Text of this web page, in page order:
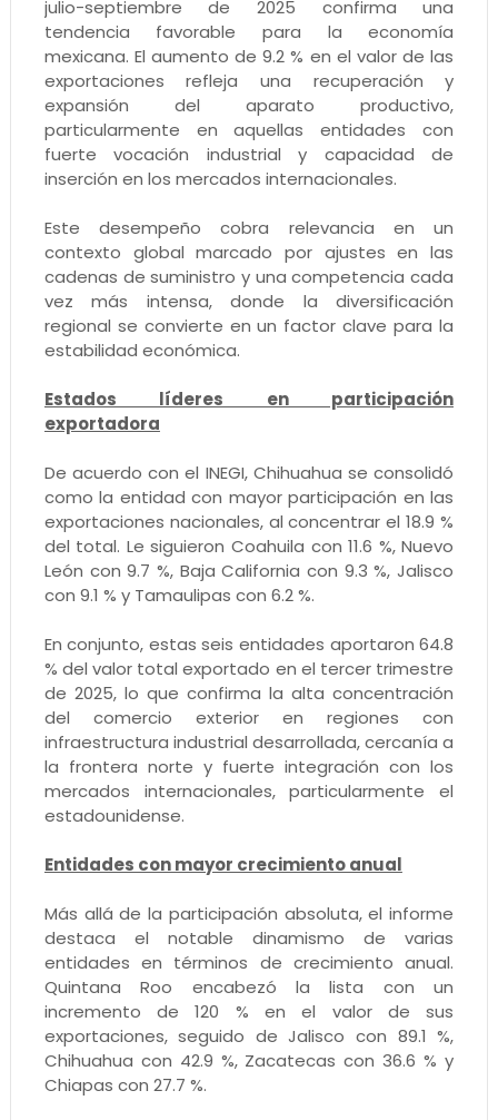
julio-septiembre de 2025 confirma una
tendencia favorable para la economía
mexicana. El aumento de 9.2 % en el valor de las
exportaciones refleja una recuperación y
expansión del aparato productivo,
particularmente en aquellas entidades con
fuerte vocación industrial y capacidad de
inserción en los mercados internacionales.
Este desempeño cobra relevancia en un
contexto global marcado por ajustes en las
cadenas de suministro y una competencia cada
vez más intensa, donde la diversificación
regional se convierte en un factor clave para la
estabilidad económica.
Estados líderes en participación
exportadora
De acuerdo con el INEGI, Chihuahua se consolidó
como la entidad con mayor participación en las
exportaciones nacionales, al concentrar el 18.9 %
del total. Le siguieron Coahuila con 11.6 %, Nuevo
León con 9.7 %, Baja California con 9.3 %, Jalisco
con 9.1 % y Tamaulipas con 6.2 %.
En conjunto, estas seis entidades aportaron 64.8
% del valor total exportado en el tercer trimestre
de 2025, lo que confirma la alta concentración
del comercio exterior en regiones con
infraestructura industrial desarrollada, cercanía a
la frontera norte y fuerte integración con los
mercados internacionales, particularmente el
estadounidense.
Entidades con mayor crecimiento anual
Más allá de la participación absoluta, el informe
destaca el notable dinamismo de varias
entidades en términos de crecimiento anual.
Quintana Roo encabezó la lista con un
incremento de 120 % en el valor de sus
exportaciones, seguido de Jalisco con 89.1 %,
Chihuahua con 42.9 %, Zacatecas con 36.6 % y
Chiapas con 27.7 %.